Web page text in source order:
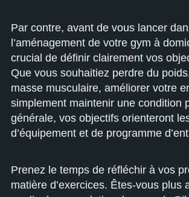
Par contre, avant de vous lancer
l’aménagement de votre gym à
crucial de définir clairement vos
Que vous souhaitiez perdre du
masse musculaire, améliorer votre
simplement maintenir une condition
générale, vos objectifs orienteront
d’équipement et de programme
Prenez le temps de réfléchir à vos
matière d’exercices. Êtes-vous plus